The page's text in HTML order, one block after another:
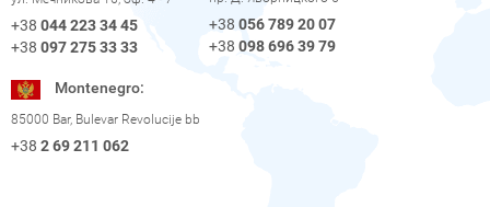
+38 044 223 34 45
+38 097 275 33 33
+38 056 789 20 07
+38 098 696 39 79
Montenegro:
85000 Bar, Bulevar Revolucije bb
+38 2 69 211 062